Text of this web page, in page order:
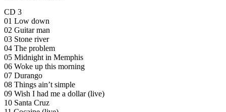
CD 3
01 Low down
02 Guitar man
03 Stone river
04 The problem
05 Midnight in Memphis
06 Woke up this morning
07 Durango
08 Things ain’t simple
09 Wish I had me a dollar (live)
10 Santa Cruz